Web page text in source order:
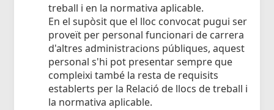
treball i en la normativa aplicable.
En el supòsit que el lloc convocat pugui ser
proveït per personal funcionari de carrera
d'altres administracions públiques, aquest
personal s'hi pot presentar sempre que
compleixi també la resta de requisits
establerts per la Relació de llocs de treball i
la normativa aplicable.